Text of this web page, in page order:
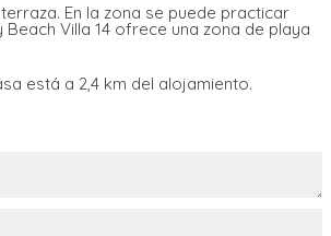
En la zona se puede practicar
Beach Villa 14 ofrece una zona de playa
está a 2,4 km del alojamiento.